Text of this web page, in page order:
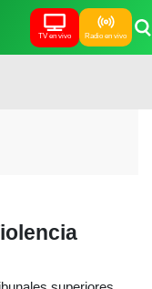
TV en vivo Radio en vivo